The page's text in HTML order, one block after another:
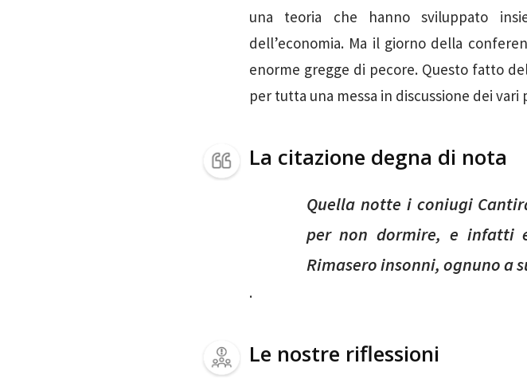
una teoria che hanno sviluppato
dell’economia. Ma il giorno della
enorme gregge di pecore. Questo fatto
per tutta una messa in discussione dei
La citazione degna di nota
Quella notte i coniugi
per non dormire, e infatti
Rimasero insonni, ognuno a
.
Le nostre riflessioni